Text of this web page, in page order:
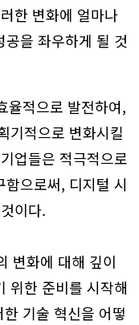
한 변화에 얼마나
을 좌우하게 될 것
율적으로 발전하여,
기적으로 변화시킬
업들은 적극적으로
으로써, 디지털 시
이다.
변화에 대해 깊이
위한 준비를 시작해
기술 혁신을 어떻